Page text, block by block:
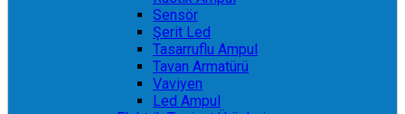
Sensör
Şerit Led
Tasarruflu Ampul
Tavan Armatürü
Vaviyen
Led Ampul